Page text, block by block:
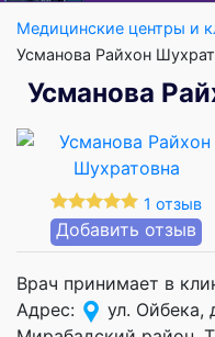
Медицинские центры и
Усманова Райхон
Усманова
1 отзыв
Добавить отзыв
Врач принимает в
Адрес:
ул. Ойбека,